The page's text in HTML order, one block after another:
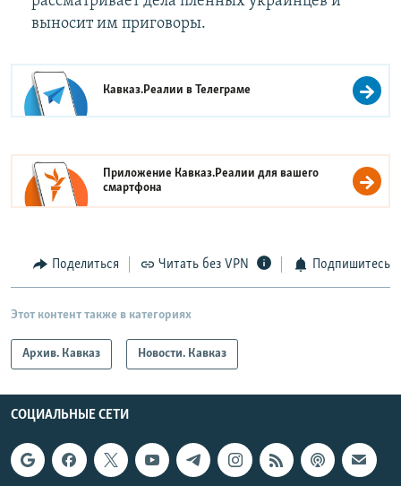
выносит им приговоры.
Кавказ.Реалии вТелеграме
Приложение Кавказ.Реалии для вашего
смартфона
Поделиться Читать без VPN Подпишитесь
Этот контент также в категориях
Архив. Кавказ Новости. Кавказ
СОЦИАЛЬНЫЕ СЕТИ